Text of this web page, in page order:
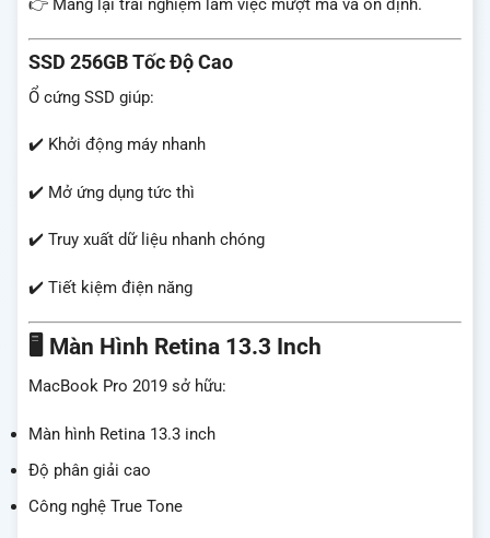
SSD 256GB Tốc Độ Cao
Ổ cứng SSD giúp:
✔️ Khởi động máy nhanh
✔️ Mở ứng dụng tức thì
✔️ Truy xuất dữ liệu nhanh chóng
✔️ Tiết kiệm điện năng
🖥️ Màn Hình Retina 13.3 Inch
MacBook Pro 2019 sở hữu:
Màn hình Retina 13.3 inch
Độ phân giải cao
Công nghệ True Tone